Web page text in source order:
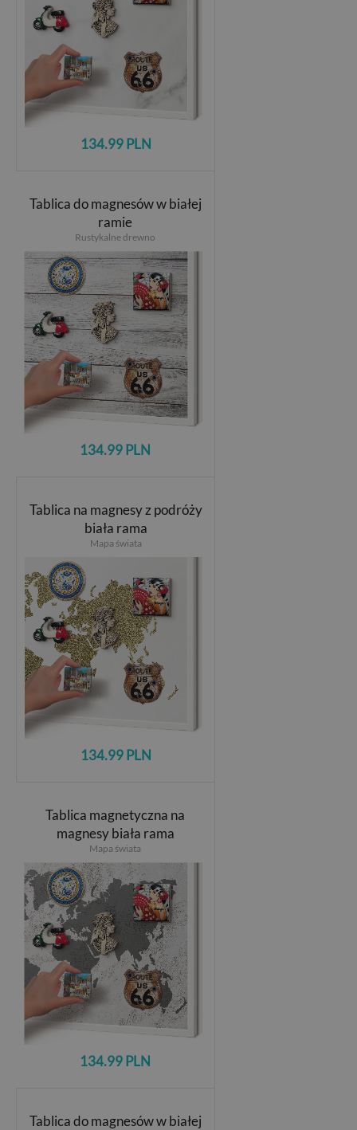
134.99 PLN
Tablica do magnesów w białej
ramie
Rustykalne drewno
134.99 PLN
Tablica na magnesy z podróży
biała rama
Mapa świata
134.99 PLN
Tablica magnetyczna na
magnesy biała rama
Mapa świata
134.99 PLN
Tablica do magnesów w białej